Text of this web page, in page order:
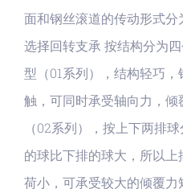
面和钢丝滚道的传动形式
选择回转支承 按结构分为
型（01系列），结构轻巧
触，可同时承受轴向力，
（02系列），按上下两排
的球比下排的球大，所以
荷小，可承受较大的倾覆